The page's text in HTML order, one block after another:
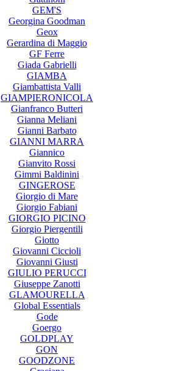
GEM'S
Georgina Goodman
Geox
Gerardina di Maggio
GF Ferre
Giada Gabrielli
GIAMBA
Giambattista Valli
GIAMPIERONICOLA
Gianfranco Butteri
Gianna Meliani
Gianni Barbato
GIANNI MARRA
Giannico
Gianvito Rossi
Gimmi Baldinini
GINGEROSE
Giorgio di Mare
Giorgio Fabiani
GIORGIO PICINO
Giorgio Piergentili
Giotto
Giovanni Ciccioli
Giovanni Giusti
GIULIO PERUCCI
Giuseppe Zanotti
GLAMOURELLA
Global Essentials
Gode
Goergo
GOLDPLAY
GON
GOODZONE